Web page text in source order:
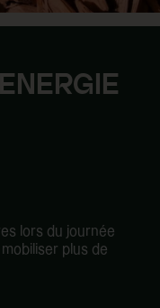
lors du journée
plus de